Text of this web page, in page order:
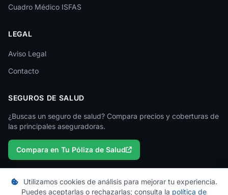
Málaga
Melilla
Murcia
Palencia
Pontevedra
Salamanca
Santa Cruz de Tenerife
Cuadro Médico ISFAS
LEGAL
Aviso Legal
Contacto
SEGUROS DE SALUD
¿Buscas un seguro de salud? Compara precios y coberturas de
las principales aseguradoras.
Compara en Tu Póliza de Salud
Utilizamos cookies de análisis para mejorar tu experiencia.
Puedes aceptarlas o rechazarlas; consulta la política de